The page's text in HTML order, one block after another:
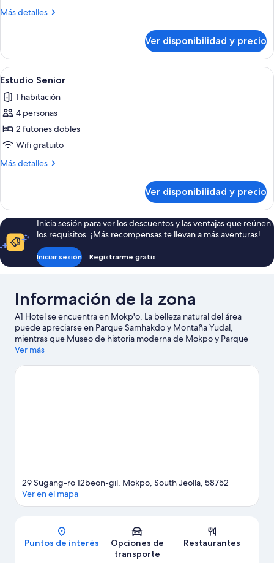
camas
Más detalles
Más
familiar
con
2
individuales
Ver disponibilidad y precio
Ver
todas
las
fotos
de
Estudio
Senior
Una habitación amplia con suelo de
5
Estudio Senior
1 habitación
4 personas
2 futones dobles
Wifi gratuito
Más detalles
Más
Senior
Ver disponibilidad y precio
Inicia sesión para ver los descuentos y las ventajas que reúnen
los requisitos. ¡Más recompensas te llevan a más aventuras!
Iniciar sesión Registrarme gratis
Información de la zona
A1 Hotel se encuentra en Mokp'o. La belleza natural del área
puede apreciarse en Parque Samhakdo y Montaña Yudal,
mientras que Museo de historia moderna de Mokpo y Parque
de esculturas de Yudalsan son lugares culturales destacados.
Mokpo y Museo marítimo nacional de corea.
Ver más
Mapa
29 Sugang-ro 12beon-gil, Mokpo, South Jeolla, 58752
Ver en el mapa
Puntos de interés
Opciones de
transporte
Restaurantes